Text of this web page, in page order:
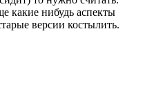
какие нибудь аспекты
версии костылить.